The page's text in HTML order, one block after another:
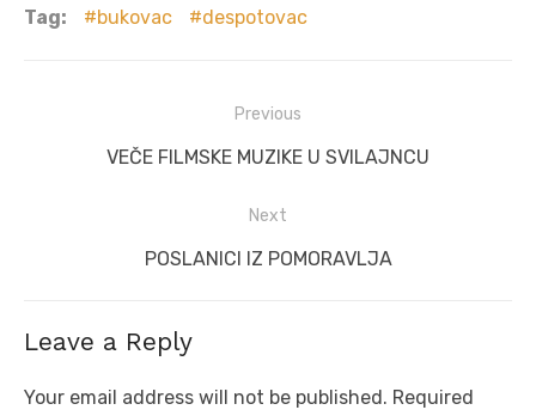
Tag: bukovac despotovac
navigation
Previous
Previous
VEČE FILMSKE MUZIKE U SVILAJNCU
Next
Next
POSLANICI IZ POMORAVLJA
Leave a Reply
Your email address will not be published. Required